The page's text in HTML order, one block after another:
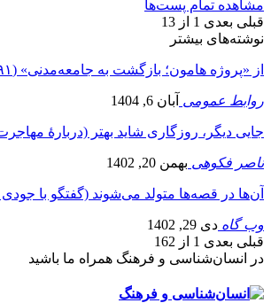
مشاهده تمام پست‌ها
قبلی بعدی 1 از 13
نوشته‌های بیشتر
از «پروژه هامون؛ بازگشت به جامعه‌مدنی» (۱۳۹۱…
روابط عمومی آبان 6, 1404
جایی دیگر، روزگاری شاید بهتر (دربارۀ
ناصر فکوهی بهمن 20, 1402
آن‌ها در قصه‌ها متولد می‌شوند (گفتگو با جودی
وب گاه دی 29, 1402
قبلی بعدی 1 از 162
در انسان‌شناسی و فرهنگ همراه ما باشید